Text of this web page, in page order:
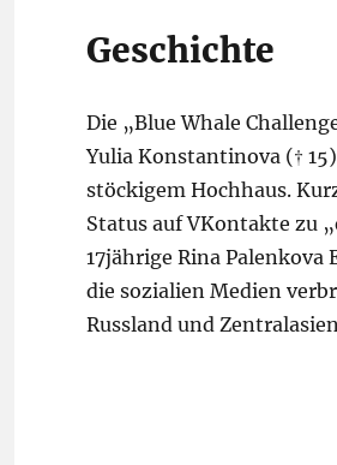
Geschichte
Die „Blue Whale
Yulia Konstantinova (†
stöckigem Hochhaus.
Status auf VKontakte zu
17jährige Rina Palenkova
die sozialien Medien
Russland und